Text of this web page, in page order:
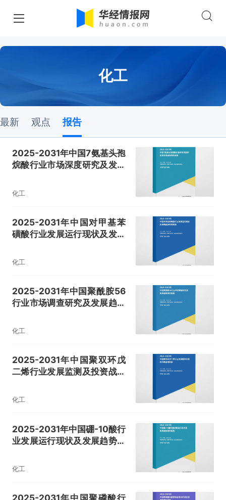
化工
最新 观点 报告
2025-2031年中国7氨基头孢
烷酸行业市场深度研究及发展
化工
2025-2031年中国对甲基苯
磺酸行业发展运行现状及发展
化工
2025-2031年中国聚酰胺56
行业市场调查研究及发展趋势
化工
2025-2031年中国聚双环戊
二烯行业发展监测及投资战略
化工
2025-2031年中国硼-10酸行
业发展运行现状及发展趋势预
化工
2025-2031年中国聚磷酸行